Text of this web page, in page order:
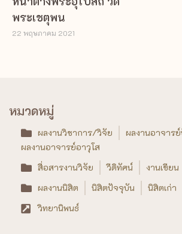
พระเชตุพน
22 พฤษภาคม 2021
หมวดหมู่
ผลงานวิชาการ/วิจัย
ผลงานอาจาร
ผลงานอาจารย์อาวุโส
สื่อสารงานวิจัย
วีดิทัศน์ งานเขียน
ผลงานนิสิต
นิสิตปัจจุบัน
นิสิตเก่า
วิทยานิพนธ์